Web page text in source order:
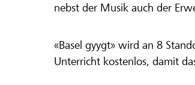
nebst der Musik auch der
«Basel gyygt» wird an 8
Unterricht kostenlos, damit